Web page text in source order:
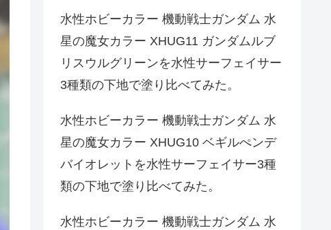
水性ホビーカラー 機動戦士ガンダム 水
星の魔女カラー XHUG11 ガンダムルブ
リスウルグリーンを水性サーフェイサー
3種類の下地で塗り比べてみた。
水性ホビーカラー 機動戦士ガンダム 水
星の魔女カラー XHUG10 ベギルぺンデ
バイオレットを水性サーフェイサー3種
類の下地で塗り比べてみた。
水性ホビーカラー 機動戦士ガンダム 水